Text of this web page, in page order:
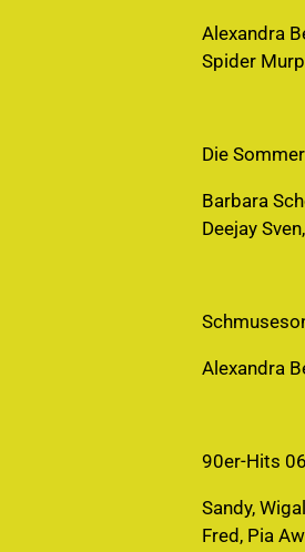
Alexandra
Spider
Die
Barbara
Deejay
Alexandra
90er-Hits
Sandy,
Fred, Pia